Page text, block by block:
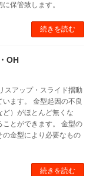
保管致します。
続きを読む
OH
スアップ・スライド摺動
ます。 金型起因の不良
ど）がほとんど無くな
ことができます。 金型の
の金型により必要なもの
続きを読む